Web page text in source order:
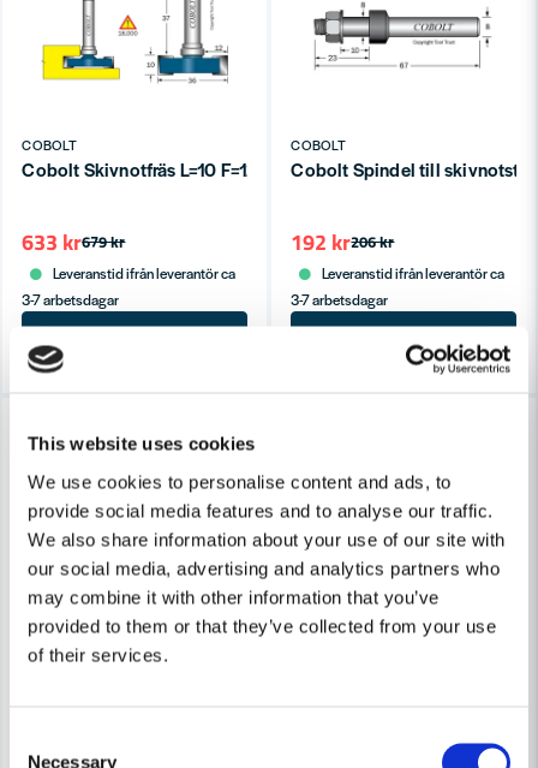
This website uses cookies
We use cookies to personalise content and ads, to
provide social media features and to analyse our traffic.
We also share information about your use of our site with
our social media, advertising and analytics partners who
may combine it with other information that you’ve
provided to them or that they’ve collected from your use
of their services.
Necessary
COBOLT
Cobolt Skivnotfräs L=10 F=12mm
679 kr
633 kr
Leveranstid ifrån leverantör ca
3-7 arbetsdagar
COBOLT
Cobolt Spindel till skivnotstål
206 kr
192 kr
Leveranstid ifrån leverantör ca
3-7 arbetsdagar
Köp